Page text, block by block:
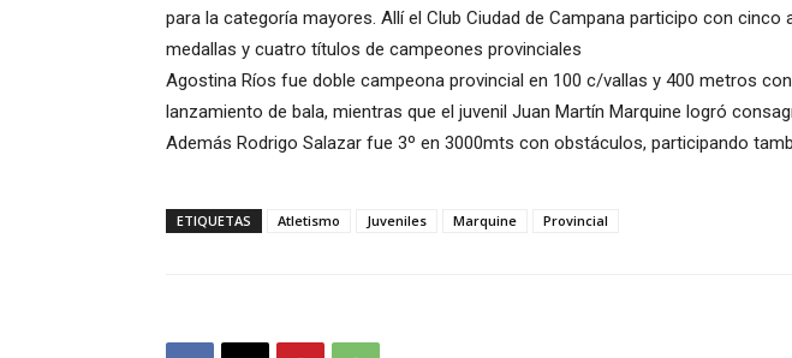
para la categoría mayores. Allí el Club Ciudad de Campana participo con
medallas y cuatro títulos de campeones provinciales
Agostina Ríos fue doble campeona provincial en 100 c/vallas y 400 metros
lanzamiento de bala, mientras que el juvenil Juan Martín Marquine logró
Además Rodrigo Salazar fue 3º en 3000mts con obstáculos, participando
ETIQUETAS Atletismo Juveniles Marquine Provincial